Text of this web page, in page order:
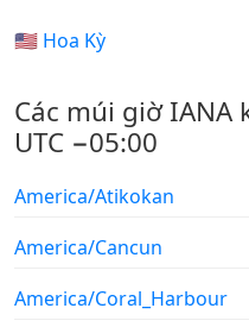
🇺🇸 Hoa Kỳ
Các múi giờ IANA
UTC −05:00
America/Atikokan
America/Cancun
America/Coral_Harbour